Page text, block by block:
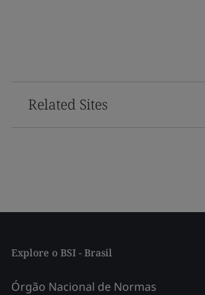
Related Sites
Explore o BSI - Brasil
Órgão Nacional de Normas